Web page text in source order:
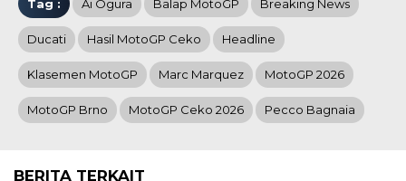
Tag : Ai Ogura Balap MotoGP Breaking News
Ducati Hasil MotoGP Ceko Headline
Klasemen MotoGP Marc Marquez MotoGP 2026
MotoGP Brno MotoGP Ceko 2026 Pecco Bagnaia
BERITA TERKAIT